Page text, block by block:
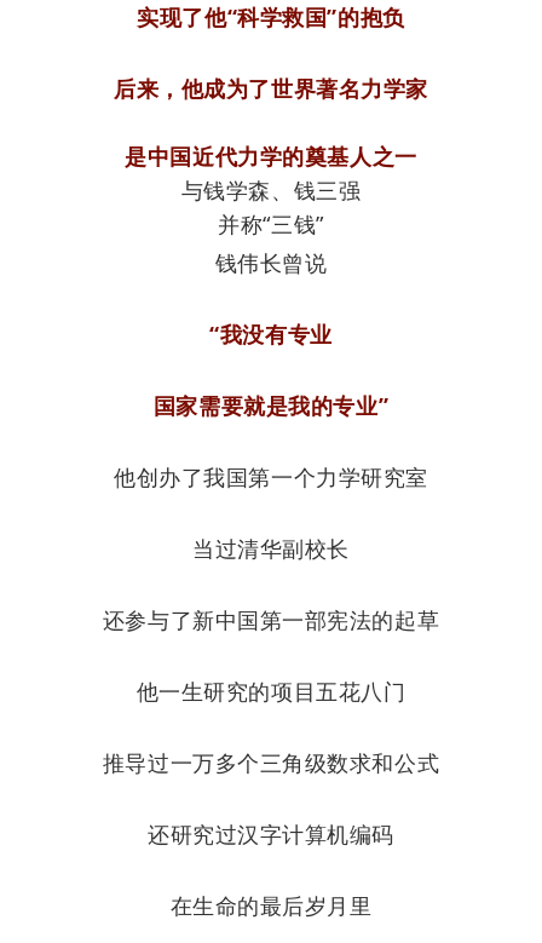
实现了他“科学救国”的抱负
后来，他成为了世界著名力学家
是中国近代力学的奠基人之一
与钱学森、钱三强
并称“三钱”
钱伟长曾说
“我没有专业
国家需要就是我的专业”
他创办了我国第一个力学研究室
当过清华副校长
还参与了新中国第一部宪法的起草
他一生研究的项目五花八门
推导过一万多个三角级数求和公式
还研究过汉字计算机编码
在生命的最后岁月里